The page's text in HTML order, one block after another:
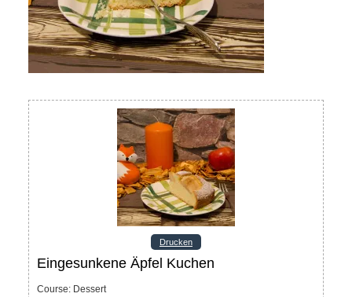
Drucken
Eingesunkene Äpfel Kuchen
Course: Dessert